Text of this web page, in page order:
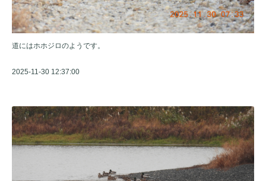
道にはホホジロのようです。
2025-11-30 12:37:00